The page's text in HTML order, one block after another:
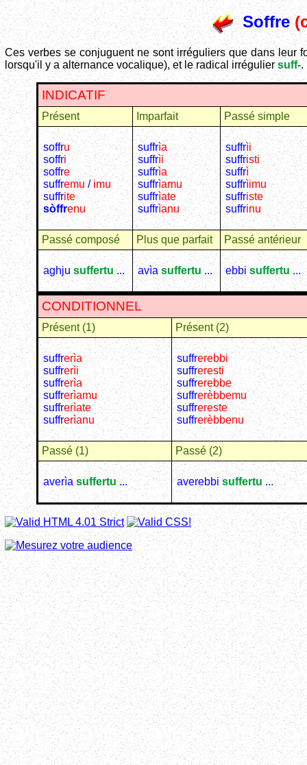
Soffre
Ces verbes se conjuguent ne sont irréguliers que dans leur
lorsqu'il y a alternance vocalique), et le radical irréguliersuff-.
INDICATIF
Présent Imparfait Passé simple
soffru
soffri
soffre
suffremu /imu
suffrite
sòffrenu
suffrìa
suffrìi
suffrìa
suffrìamu
suffrìate
suffrìanu
suffrìi
suffristi
suffrì
suffrìimu
suffriste
suffrinu
Passé composé Plus que parfait Passé antérieur
aghjusuffertu... avìa suffertu ... ebbisuffertu...
CONDITIONNEL
Présent (1) Présent (2)
suffrerìa
suffrerìi
suffrerìa
suffrerìamu
suffrerìate
suffrerìanu
suffrerebbi
suffreresti
suffrerebbe
suffrerèbbemu
suffrereste
suffrerèbbenu
Passé (1) Passé (2)
averìa suffertu... averebbisuffertu ...